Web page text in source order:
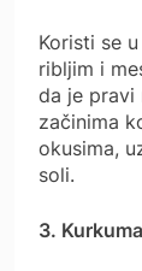
Koristi se
ribljim i
da je pravi
začinima
okusima,
soli.
3. Kurkuma